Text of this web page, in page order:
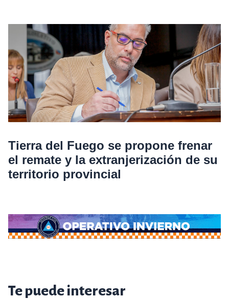
Tierra del Fuego se propone frenar
el remate y la extranjerización de su
territorio provincial
Te puede interesar